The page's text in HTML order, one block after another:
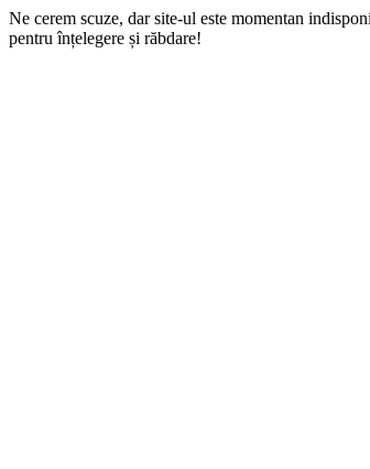
Ne cerem scuze, dar site-ul este momentan
pentru înțelegere și răbdare!